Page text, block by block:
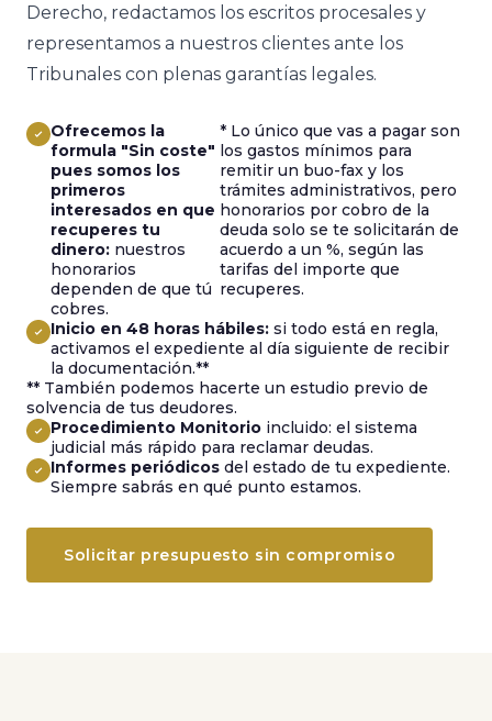
Derecho, redactamos los escritos procesales y
representamos a nuestros clientes ante los
Tribunales con plenas garantías legales.
Ofrecemos la
formula "Sin coste"
pues somos los
primeros
interesados en que
recuperes tu
dinero: nuestros
honorarios
dependen de que tú
cobres.
* Lo único que vas a pagar son
los gastos mínimos para
remitir un buo-fax y los
trámites administrativos, pero
honorarios por cobro de la
deuda solo se te solicitarán de
acuerdo a un %, según las
tarifas del importe que
recuperes.
Inicio en 48 horas hábiles: si todo está en regla,
activamos el expediente al día siguiente de recibir
la documentación.**
** También podemos hacerte un estudio previo de
solvencia de tus deudores.
Procedimiento Monitorio incluido: el sistema
judicial más rápido para reclamar deudas.
Informes periódicos del estado de tu expediente.
Siempre sabrás en qué punto estamos.
Solicitar presupuesto sin compromiso